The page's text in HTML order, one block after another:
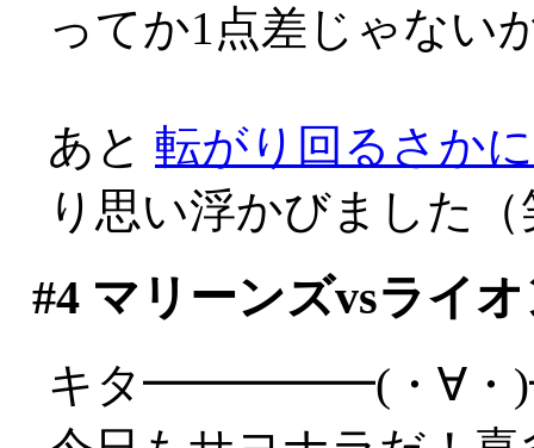
ってか1点差じゃない
あと 転がり回るさか
り思い浮かびました（
#4マリーンズvsライ
キタ━━━━━(・∀